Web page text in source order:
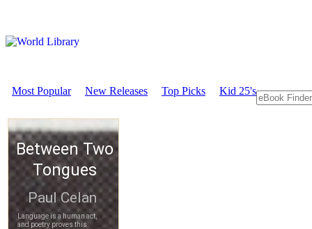
Most Popular New Releases Top Picks Kid 25's